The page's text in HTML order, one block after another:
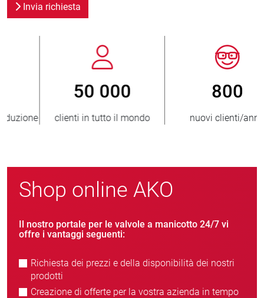
Invia richiesta
800
nuovi clienti/anno
> 3 500 000
unità vendute
Shop online AKO
Il nostro portale per le valvole a manicotto 24/7 vi
offre i vantaggi seguenti:
Richiesta dei prezzi e della disponibilità dei nostri
prodotti
Creazione di offerte per la vostra azienda in tempo